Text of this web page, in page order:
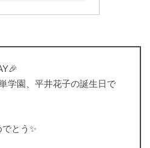
学園、平井花子の誕生日で
とう✨